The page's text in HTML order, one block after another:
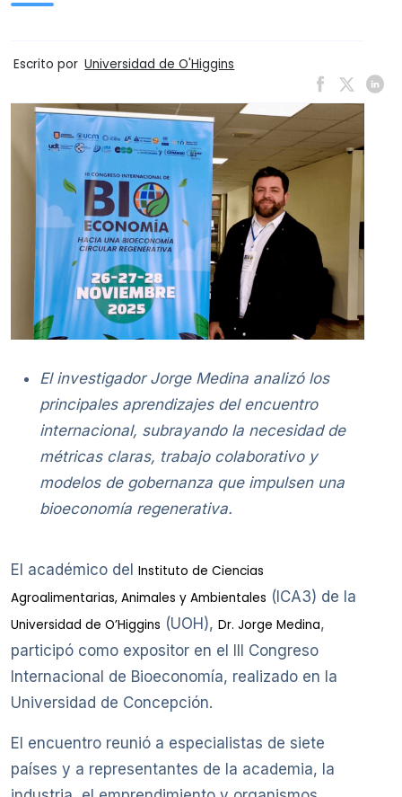
Escrito por Universidad de O'Higgins
El investigador Jorge Medina analizó los
principales aprendizajes del encuentro
internacional, subrayando la necesidad de
métricas claras, trabajo colaborativo y
modelos de gobernanza que impulsen una
bioeconomía regenerativa.
El académico del Instituto de Ciencias
Agroalimentarias, Animales y Ambientales (ICA3) de la
Universidad de O’Higgins (UOH), Dr. Jorge Medina,
participó como expositor en el III Congreso
Internacional de Bioeconomía, realizado en la
Universidad de Concepción.
El encuentro reunió a especialistas de siete
países y a representantes de la academia, la